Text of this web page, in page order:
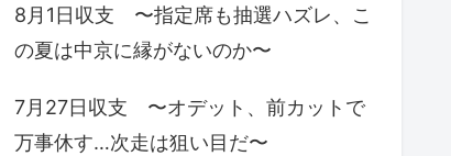
8月1日収支 〜指定席も抽選ハズレ、こ
の夏は中京に縁がないのか〜
7月27日収支 〜オデット、前カットで
万事休す…次走は狙い目だ〜